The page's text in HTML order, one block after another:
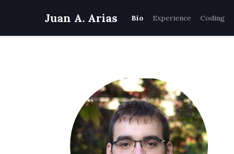
Juan A. Arias Bio Experience Coding